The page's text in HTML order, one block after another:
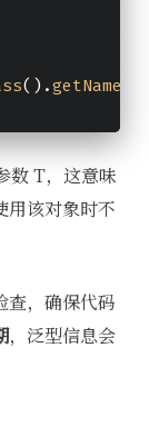
().getName
数 T，这意味
用该对象时不
查，确保代码
，泛型信息会